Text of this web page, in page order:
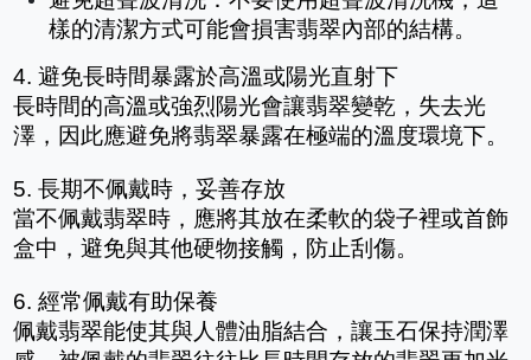
樣的清潔方式可能會損害翡翠內部的結構。
4. 避免長時間暴露於高溫或陽光直射下
長時間的高溫或強烈陽光會讓翡翠變乾，失去光
澤，因此應避免將翡翠暴露在極端的溫度環境下。
5. 長期不佩戴時，妥善存放
當不佩戴翡翠時，應將其放在柔軟的袋子裡或首飾
盒中，避免與其他硬物接觸，防止刮傷。
6. 經常佩戴有助保養
佩戴翡翠能使其與人體油脂結合，讓玉石保持潤澤